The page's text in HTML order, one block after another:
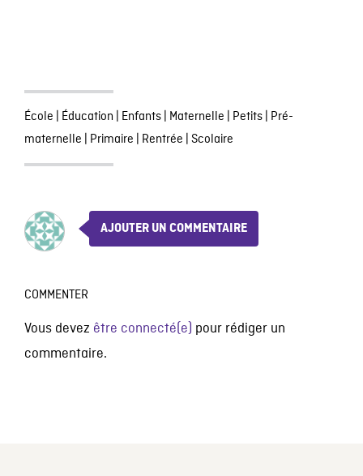
École | Éducation | Enfants| Maternelle | Petits| Pré-
maternelle | Primaire | Rentrée | Scolaire
AJOUTER UN COMMENTAIRE
COMMENTER
Vous devez être connecté(e) pour rédiger un
commentaire.